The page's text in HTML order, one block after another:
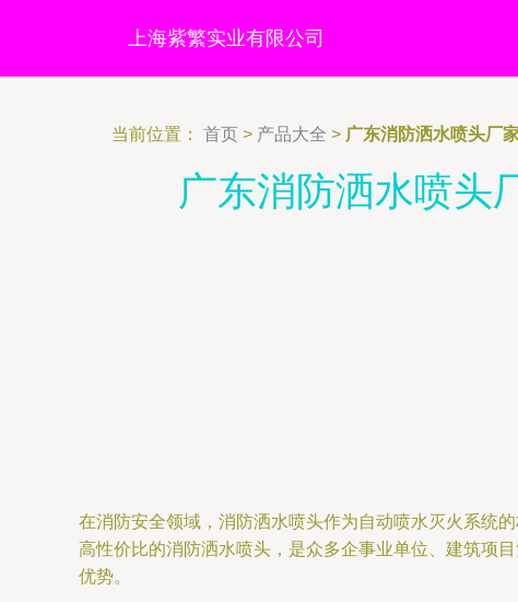
上海紫繁实业有限公司
当前位置： 首页 > 产品大全 > 广东消防洒水喷头厂
广东消防洒水喷头
在消防安全领域，消防洒水喷头作为自动喷水灭火系统
高性价比的消防洒水喷头，是众多企事业单位、建筑项
优势。